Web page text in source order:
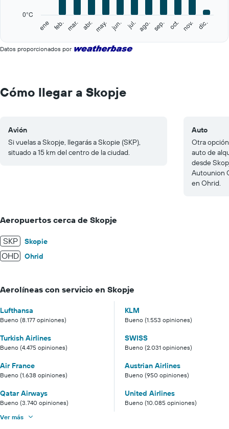
displaying
to
25.
ene feb. mar. abr. may. jun. jul. ago. sep. oct. nov. dic.
0°C
interactive
chart
Datos proporcionados por
Cómo llegar a Skopje
Avión
Si vuelas a Skopje, llegarás a Skopie (SKP),
situado a 15 km del centro de la ciudad.
Auto
Otra
auto de
desde
Autounion
en Ohrid.
Aeropuertos cerca de Skopje
SKP Skopie
OHD Ohrid
Aerolíneas con servicio en Skopje
Lufthansa
Bueno (8.177 opiniones)
KLM
Bueno (1.553 opiniones)
Turkish Airlines
Bueno (4.475 opiniones)
SWISS
Bueno (2.031 opiniones)
Air France
Bueno (1.638 opiniones)
Austrian Airlines
Bueno (950 opiniones)
Qatar Airways
Bueno (3.740 opiniones)
United Airlines
Bueno (10.085 opiniones)
Ver más